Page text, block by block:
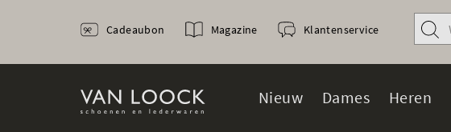
Nieuw Dames Heren
Cadeaubon Magazine Klantenservice